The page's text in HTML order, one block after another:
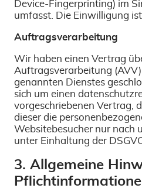
Device-Fingerprinting) im
umfasst. Die Einwilligung
Auftragsverarbeitung
Wir haben einen Vertrag
Auftragsverarbeitung
genannten Dienstes
sich um einen
vorgeschriebenen Vertrag,
dieser die
Websitebesucher nur nach
unter Einhaltung der
3. Allgemeine